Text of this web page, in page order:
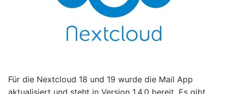
Für die Nextcloud 18 und 19 wurde die Mail App